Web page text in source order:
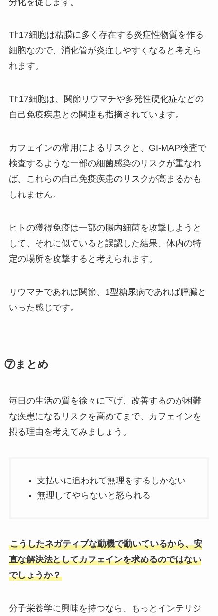
Th17細胞は粘膜に多く存在する炎症性物質を作る
細胞なので、消化管が炎症しやすくなると考えら
れます。
Th17細胞は、関節リウマチや多発性硬化症などの
自己免疫疾患との関連も指摘されています。
カフェインの常用によるリスクと、GI-MAP検査で
検査するような一部の細菌感染のリスクが重なれ
ば、これらの自己免疫疾患のリスクが高まるかも
しれません。
ヒトの獲得免疫は一部の腸内細菌を攻撃しようと
して、それに似ていると誤認した結果、体内の特
定の場所を攻撃すると考えられます。
リウマチであれば関節、1型糖尿病であれば膵臓と
いった感じです。
⑦まとめ
毎日の生活の質を徐々に下げ、改善するのが困難
な疾患になるリスクを高めてまで、カフェインを
摂る理由を考えてみましょう。
支払いに追われて無理をするしかない
無理してやらないと怒られる
こうしたネガティブな動機で動いているから、安
直な解決法としてカフェインを求めるのではない
でしょうか？
分子栄養学に興味を持つなら、もっとインテリジ